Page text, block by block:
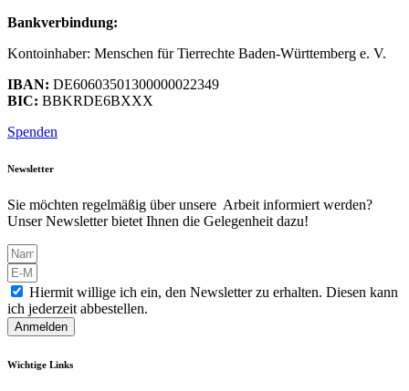
Bankverbindung:
Kontoinhaber: Menschen für Tierrechte Baden-Württemberg e. V.
IBAN: DE60603501300000022349
BIC: BBKRDE6BXXX
Spenden
Newsletter
Sie möchten regelmäßig über unsere Arbeit informiert werden?
Unser Newsletter bietet Ihnen die Gelegenheit dazu!
Hiermit willige ich ein, den Newsletter zu erhalten. Diesen kann
ich jederzeit abbestellen.
Anmelden
Wichtige Links